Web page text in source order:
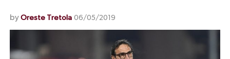
by Oreste Tretola 06/05/2019